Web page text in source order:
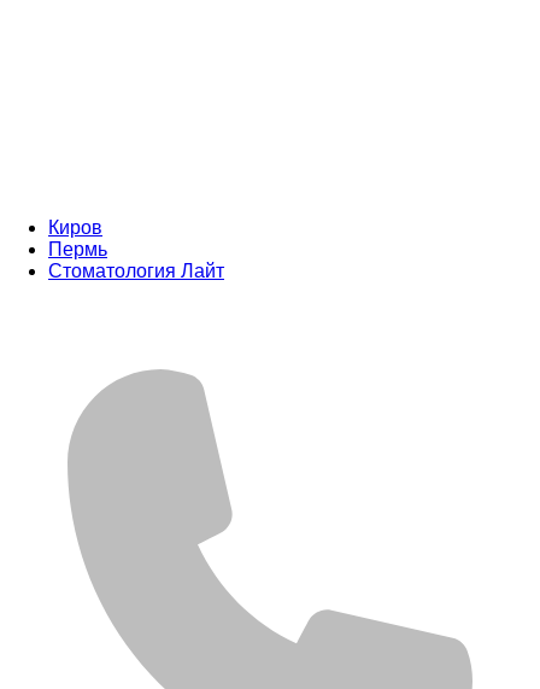
Киров
Пермь
Стоматология Лайт